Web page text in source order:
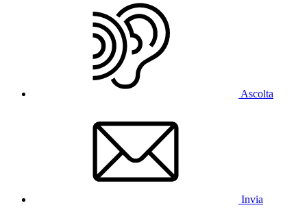
Ascolta
Invia